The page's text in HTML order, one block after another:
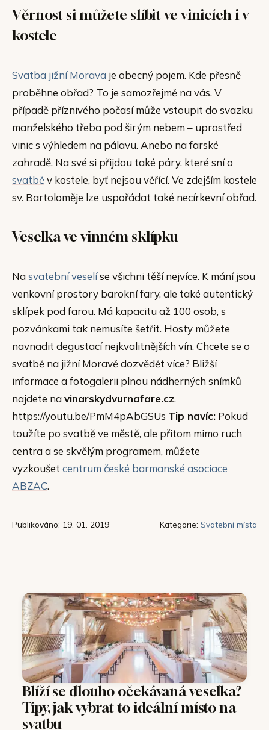
Věrnost si můžete slíbit ve vinicích i v
kostele
Svatba jižní Morava je obecný pojem. Kde přesně
proběhne obřad? To je samozřejmě na vás. V
případě příznivého počasí může vstoupit do svazku
manželského třeba pod širým nebem – uprostřed
vinic s výhledem na pálavu. Anebo na farské
zahradě. Na své si přijdou také páry, které sní o
svatběv kostele, byť nejsou věřící. Ve zdejším kostele
sv. Bartoloměje lze uspořádat také necírkevní obřad.
Veselka ve vinném sklípku
Nasvatební veselíse všichni těší nejvíce. K mání jsou
venkovní prostory barokní fary, ale také autentický
sklípek pod farou. Má kapacitu až 100 osob, s
pozvánkami tak nemusíte šetřit. Hosty můžete
navnadit degustací nejkvalitnějších vín. Chcete se o
svatbě na jižní Moravě dozvědět více? Bližší
informace a fotogalerii plnou nádherných snímků
najdete navinarskydvurnafare.cz.
https://youtu.be/PmM4pAbGSUs Tip navíc: Pokud
toužíte po svatbě ve městě, ale přitom mimo ruch
centra a se skvělým programem, můžete
vyzkoušet centrum české barmanské asociace
ABZAC.
Publikováno: 19. 01. 2019 Kategorie: Svatební místa
Blíží se dlouho očekávaná veselka?
Tipy, jak vybrat to ideální místo na
svatbu